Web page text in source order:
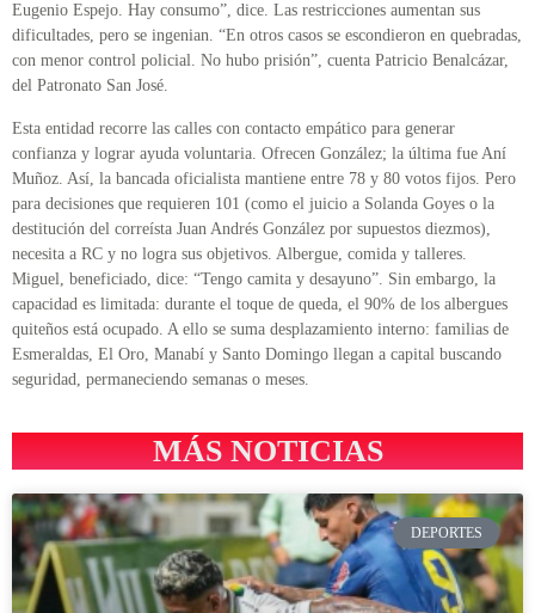
Eugenio Espejo. Hay consumo”, dice. Las restricciones aumentan sus
dificultades, pero se ingenian. “En otros casos se escondieron en quebradas,
con menor control policial. No hubo prisión”, cuenta Patricio Benalcázar,
del Patronato San José.
Esta entidad recorre las calles con contacto empático para generar
confianza y lograr ayuda voluntaria. Ofrecen González; la última fue Aní
Muñoz. Así, la bancada oficialista mantiene entre 78 y 80 votos fijos. Pero
para decisiones que requieren 101 (como el juicio a Solanda Goyes o la
destitución del correísta Juan Andrés González por supuestos diezmos),
necesita a RC y no logra sus objetivos. Albergue, comida y talleres.
Miguel, beneficiado, dice: “Tengo camita y desayuno”. Sin embargo, la
capacidad es limitada: durante el toque de queda, el 90% de los albergues
quiteños está ocupado. A ello se suma desplazamiento interno: familias de
Esmeraldas, El Oro, Manabí y Santo Domingo llegan a capital buscando
seguridad, permaneciendo semanas o meses.
MÁS NOTICIAS
DEPORTES